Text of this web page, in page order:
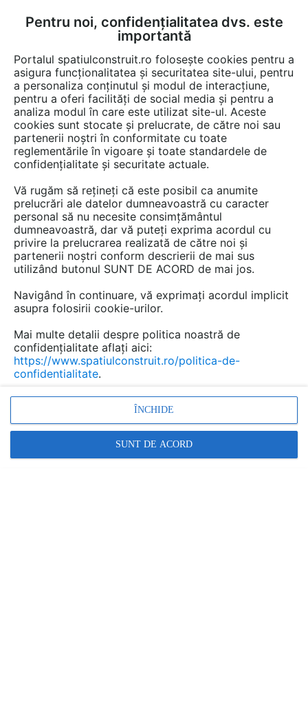
FĂ-ȚI CONT LOGIN
CUM SE FACE
EȘTI AICI: Documentații Instructiuni montaj, utilizare Baie rezidentiala
Manual de instalare rezervoare
incastrate GEBERIT Duofix, Delta
Limba: Engleza
2354 afisari
Tip documentatie: Instructiuni montaj, utilizare
Pentru noi, confidențialitatea dvs. este
importantă
Portalul spatiulconstruit.ro folosește cookies pentru a
asigura funcționalitatea și securitatea site-ului, pentru
a personaliza conținutul și modul de interacțiune,
pentru a oferi facilități de social media și pentru a
analiza modul în care este utilizat site-ul. Aceste
cookies sunt stocate și prelucrate, de către noi sau
partenerii noștri în conformitate cu toate
reglementările în vigoare și toate standardele de
confidențialitate și securitate actuale.
Vă rugăm să rețineți că este posibil ca anumite
prelucrări ale datelor dumneavoastră cu caracter
personal să nu necesite consimțământul
dumneavoastră, dar vă puteți exprima acordul cu
privire la prelucrarea realizată de către noi și
partenerii noștri conform descrierii de mai sus
utilizând butonul SUNT DE ACORD de mai jos.
Navigând în continuare, vă exprimați acordul implicit
asupra folosirii cookie-urilor.
Mai multe detalii despre politica noastră de
confidențialitate aflați aici:
https://www.spatiulconstruit.ro/politica-de-
confidentialitate.
ÎNCHIDE
SUNT DE ACORD